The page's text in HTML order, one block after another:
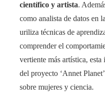
científico y artista.
como analista de datos en
uriliza técnicas de
comprender el
vertiente más artística,
del proyecto ‘Annet
sobre mujeres y ciencia.